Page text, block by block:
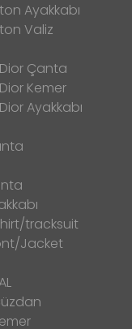
Ayakkabı
Valiz
Çanta
Kemer
Ayakkabı
tracksuit
Jacket